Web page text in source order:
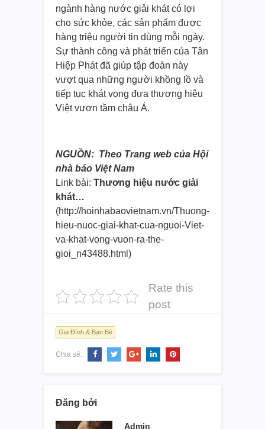
ngành hàng nước giải khát có lợi
cho sức khỏe, các sản phẩm được
hàng triệu người tin dùng mỗi ngày.
Sự thành công và phát triển của Tân
Hiệp Phát đã giúp tập đoàn này
vượt qua những người khồng lồ và
tiếp tục khát vọng đưa thương hiệu
Việt vươn tầm châu Á.
NGUỒN: Theo Trang web của Hội
nhà báo Việt Nam
Link bài: Thương hiệu nước giải
khát…
(http://hoinhabaovietnam.vn/Thuong-
hieu-nuoc-giai-khat-cua-nguoi-Viet-
va-khat-vong-vuon-ra-the-
gioi_n43488.html)
Rate this
post
Gia Đình & Bạn Bè
Chia sẻ:
Đăng bởi
Admin